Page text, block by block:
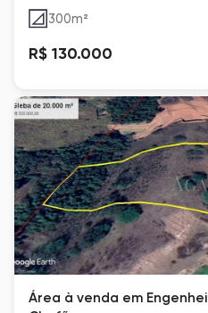
300m²
R$ 130.000
Área à venda em